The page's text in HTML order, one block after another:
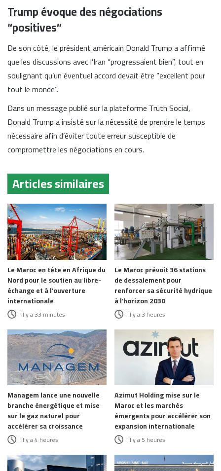
Trump évoque des négociations
“positives”
De son côté, le président américain Donald Trumpa affirmé
que les discussions avec l’Iran “progressaient bien”, tout en
soulignant qu’un éventuel accord devait être “excellent pour
tout le monde”.
Dans un message publié sur la plateforme Truth Social,
Donald Trump a insisté sur la nécessité de prendre le temps
nécessaire afin d’éviter toute erreur susceptible de
compromettre les négociations en cours.
Articles similaires
Le Maroc en tête en Afrique du
Nord pour le soutien au libre-
échange et à l’ouverture
internationale
il y a 33 minutes
Le Maroc prévoit 36 stations
de dessalement pour
renforcer sa sécurité hydrique
à l’horizon 2030
il y a 3 heures
Managem lance une nouvelle
branche énergétique et mise
sur le gaz naturel pour
accélérer sa croissance
il y a 4 heures
Azimut Holding mise sur le
Maroc et les marchés
émergents pour accélérer son
expansion internationale
il y a 5 heures